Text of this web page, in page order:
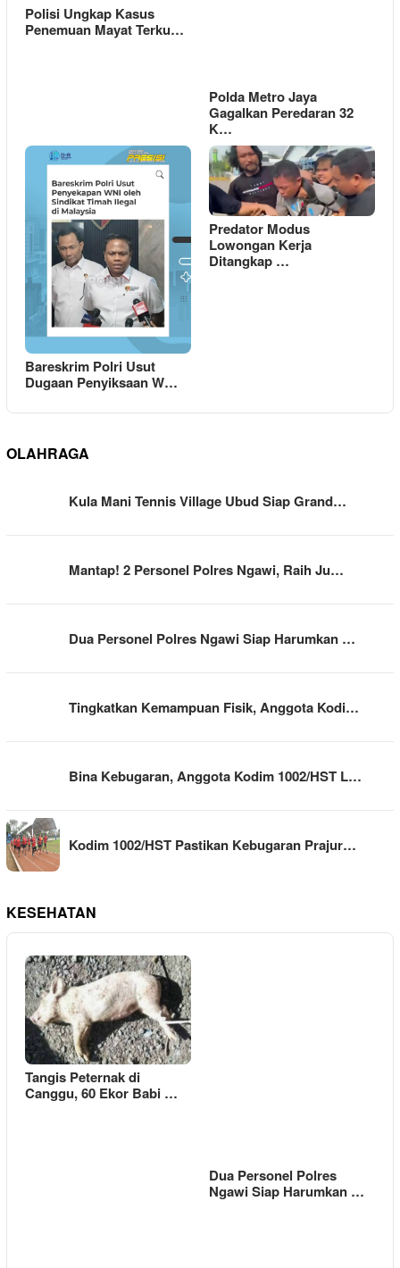
Polisi Ungkap Kasus
Penemuan Mayat Terku…
Polda Metro Jaya
Gagalkan Peredaran 32
K…
Bareskrim Polri Usut
Dugaan Penyiksaan W…
Predator Modus
Lowongan Kerja
Ditangkap …
OLAHRAGA
Kula Mani Tennis Village Ubud Siap Grand…
Mantap! 2 Personel Polres Ngawi, Raih Ju…
Dua Personel Polres Ngawi Siap Harumkan …
Tingkatkan Kemampuan Fisik, Anggota Kodi…
Bina Kebugaran, Anggota Kodim 1002/HST L…
Kodim 1002/HST Pastikan Kebugaran Prajur…
KESEHATAN
Tangis Peternak di
Canggu, 60 Ekor Babi …
Dua Personel Polres
Ngawi Siap Harumkan …